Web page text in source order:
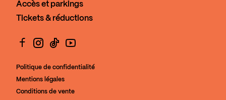
Accès et parkings
Tickets & réductions
Politique de confidentialité
Mentions légales
Conditions de vente